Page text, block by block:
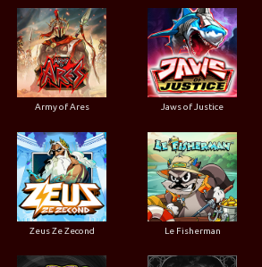
Army of Ares Jaws of Justice
Zeus Ze Zecond Le Fisherman